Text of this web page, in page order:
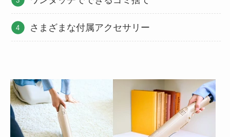
さまざまな付属アクセサリー